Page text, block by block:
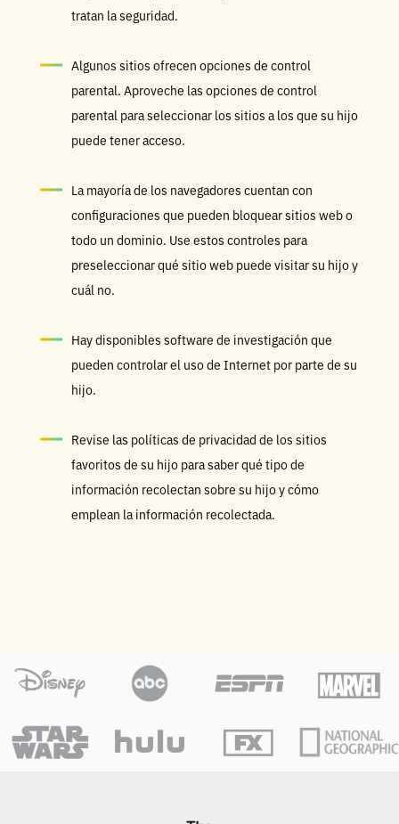
tratan la seguridad.
Algunos sitios ofrecen opciones de control
parental. Aproveche las opciones de control
parental para seleccionar los sitios a los que su hijo
puede tener acceso.
La mayoría de los navegadores cuentan con
configuraciones que pueden bloquear sitios web o
todo un dominio. Use estos controles para
preseleccionar qué sitio web puede visitar su hijo y
cuál no.
Hay disponibles software de investigación que
pueden controlar el uso de Internet por parte de su
hijo.
Revise las políticas de privacidad de los sitios
favoritos de su hijo para saber qué tipo de
información recolectan sobre su hijo y cómo
emplean la información recolectada.